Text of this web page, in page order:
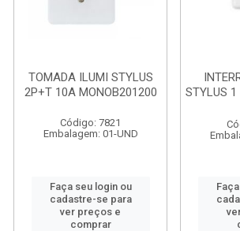
TOMADA ILUMI STYLUS
2P+T 10A MONOB201200
Código: 7821
Embalagem: 01-UND
Faça seu login ou
cadastre-se para
ver preços e
comprar
STYLUS